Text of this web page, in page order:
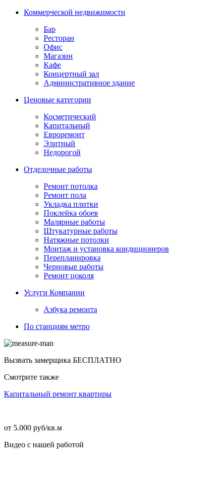
Коммерческой недвижимости
Бар
Ресторан
Офис
Магазин
Кафе
Концертный зал
Административное здание
Ценовые категории
Косметический
Капитальный
Евроремонт
Элитный
Недорогой
Отделочные работы
Ремонт потолка
Ремонт пола
Укладка плитки
Поклейка обоев
Малярные работы
Штукатурные работы
Натяжные потолки
Монтаж и установка кондиционеров
Перепланировка
Черновые работы
Ремонт цоколя
Услуги Компании
Азбука ремонта
По станциям метро
Вызвать замерщика БЕСПЛАТНО
Смотрите также
Капитальный ремонт квартиры
от 5.000 руб/кв.м
Видео с нашей работой